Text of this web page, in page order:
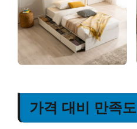
가격 대비 만족도